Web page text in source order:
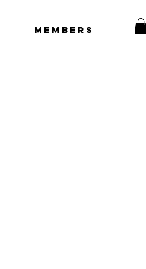
Members